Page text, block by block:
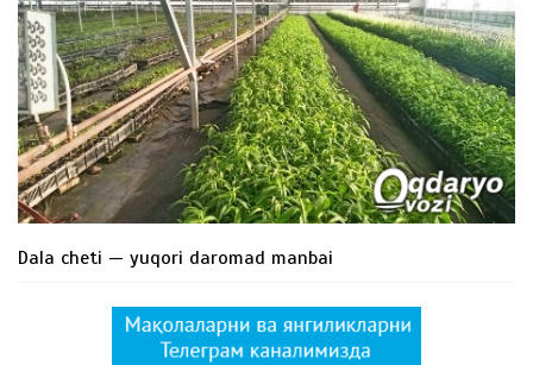
Dala cheti — yuqori daromad manbai